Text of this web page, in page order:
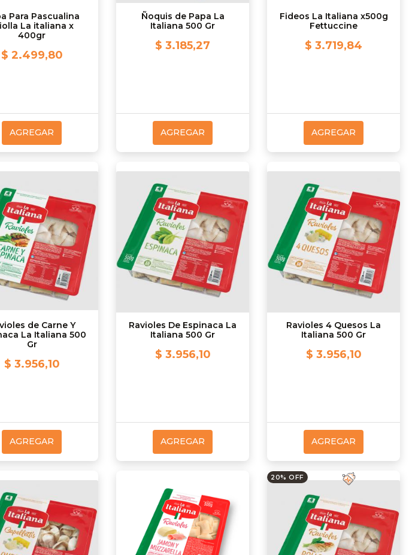
Para Pascualina
La italiana x
400gr
$ 2.499,80
AGREGAR
Ñoquis de Papa La
Italiana 500 Gr
$ 3.185,27
AGREGAR
Fideos La Italiana x500g
Fettuccine
$ 3.719,84
AGREGAR
de Carne Y
La Italiana 500
Gr
$ 3.956,10
AGREGAR
Ravioles De Espinaca La
Italiana 500 Gr
$ 3.956,10
AGREGAR
Ravioles 4 Quesos La
Italiana 500 Gr
$ 3.956,10
AGREGAR
20% OFF